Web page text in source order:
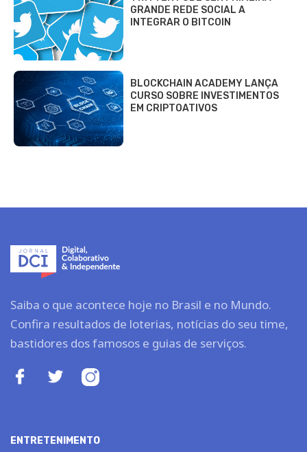
GRANDE REDE SOCIAL A
INTEGRAR O BITCOIN
BLOCKCHAIN ACADEMY LANÇA
CURSO SOBRE INVESTIMENTOS
EM CRIPTOATIVOS
Saiba o que acontece hoje no Brasil e no Mundo.
Confira resultados de loterias, notícias do seu time,
bastidores dos famosos e guias de serviços.
ENTRETENIMENTO